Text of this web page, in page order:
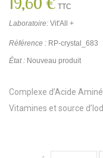
TTC
Laboratoire: Vit'All +
Référence : RP-crystal_683
État : Nouveau produit
Complexe d’Acide
Vitamines et source